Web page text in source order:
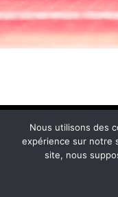
© 2021
Nous utilisons des
expérience sur notre
site, nous